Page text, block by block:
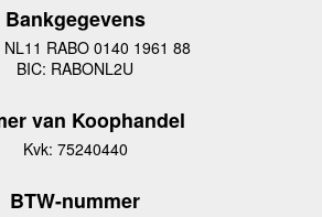
Bankgegevens
NL11 RABO 0140 1961 88
BIC: RABONL2U
van Koophandel
Kvk: 75240440
BTW-nummer